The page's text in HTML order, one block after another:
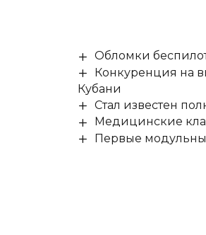
Обломки
Конкуренция на
Кубани
Стал известен
Медицинские
Первые